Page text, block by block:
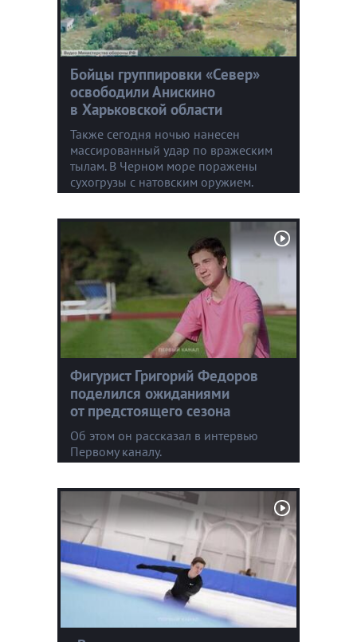
Бойцы группировки «Север»
освободили Анискино
в Харьковской области
Также сегодня ночью нанесен
массированный удар по вражеским
тылам. В Черном море поражены
сухогрузы с натовским оружием.
Фигурист Григорий Федоров
поделился ожиданиями
от предстоящего сезона
Об этом он рассказал в интервью
Первому каналу.